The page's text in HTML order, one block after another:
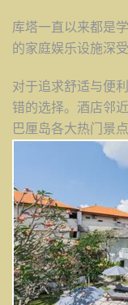
库塔一直以来都是
的家庭娱乐设施深受
对于追求舒适与便
错的选择。酒店邻
巴厘岛各大热门景点